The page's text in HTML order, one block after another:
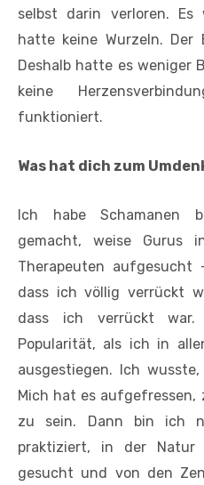
selbst darin verloren.
hatte keine Wurzeln. Der
Deshalb hatte es weniger
keine
funktioniert.
Was hat dich zum
Ich habe Schamanen
gemacht, weise Gurus
Therapeuten aufgesucht
dass ich völlig verrückt
dass ich verrückt war.
Popularität, als ich in
ausgestiegen. Ich
Mich hat es aufgefressen,
zu sein. Dann bin ich
praktiziert, in der Natur
gesucht und von den